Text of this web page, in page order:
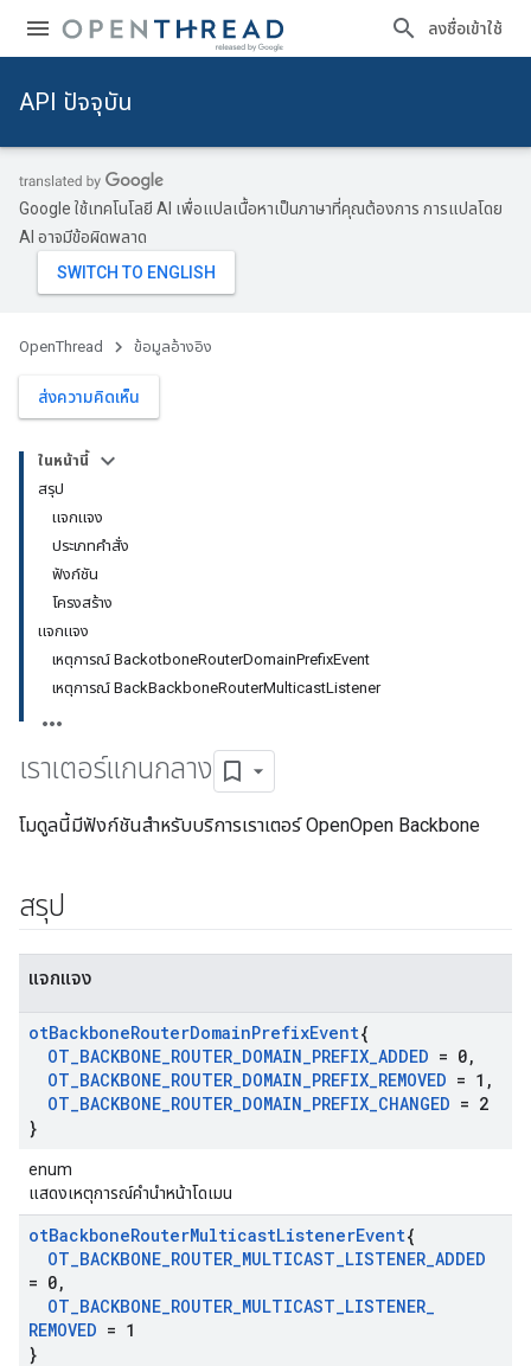
ลงชื่อเข้าใช้
API ปัจจุบัน
Google ใช้เทคโนโลยี AI เพื่อแปลเนื้อหาเป็นภาษาที่คุณต้องการ การแปลโดย
AI อาจมีข้อผิดพลาด
OpenThread ข้อมูลอ้างอิง
ส่งความคิดเห็น
ในหน้านี้
สรุป
แจกแจง
ประเภทคําสั่ง
ฟังก์ชัน
โครงสร้าง
แจกแจง
เหตุการณ์ BackotboneRouterDomainPrefixEvent
เหตุการณ์ BackBackboneRouterMulticastListener
เราเตอร์แกนกลาง
โมดูลนี้มีฟังก์ชันสําหรับบริการเราเตอร์ OpenOpen Backbone
สรุป
แจกแจง
otBackboneRouterDomainPrefixEvent{
OT_BACKBONE_ROUTER_DOMAIN_PREFIX_ADDED = 0,
OT_BACKBONE_ROUTER_DOMAIN_PREFIX_REMOVED = 1 ,
OT_BACKBONE_ROUTER_DOMAIN_PREFIX_CHANGED = 2
}
enum
แสดงเหตุการณ์คํานําหน้าโดเมน
otBackboneRouterMulticastListenerEvent{
OT_BACKBONE_ROUTER_MULTICAST_LISTENER_ADDED
= 0,
OT_BACKBONE_ROUTER_MULTICAST_LISTENER_
REMOVED = 1
}